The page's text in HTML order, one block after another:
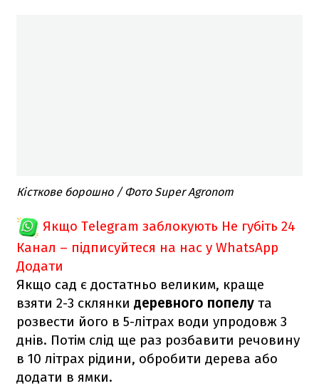
Кісткове борошно / Фото Super Agronom
Якщо Telegram заблокують Не губіть 24
Канал – підписуйтеся на нас у WhatsApp
Додати
Якщо сад є достатньо великим, краще
взяти 2-3 склянки деревного попелу та
розвести його в 5-літрах води упродовж 3
днів. Потім слід ще раз розбавити речовину
в 10 літрах рідини, обробити дерева або
додати в ямки.